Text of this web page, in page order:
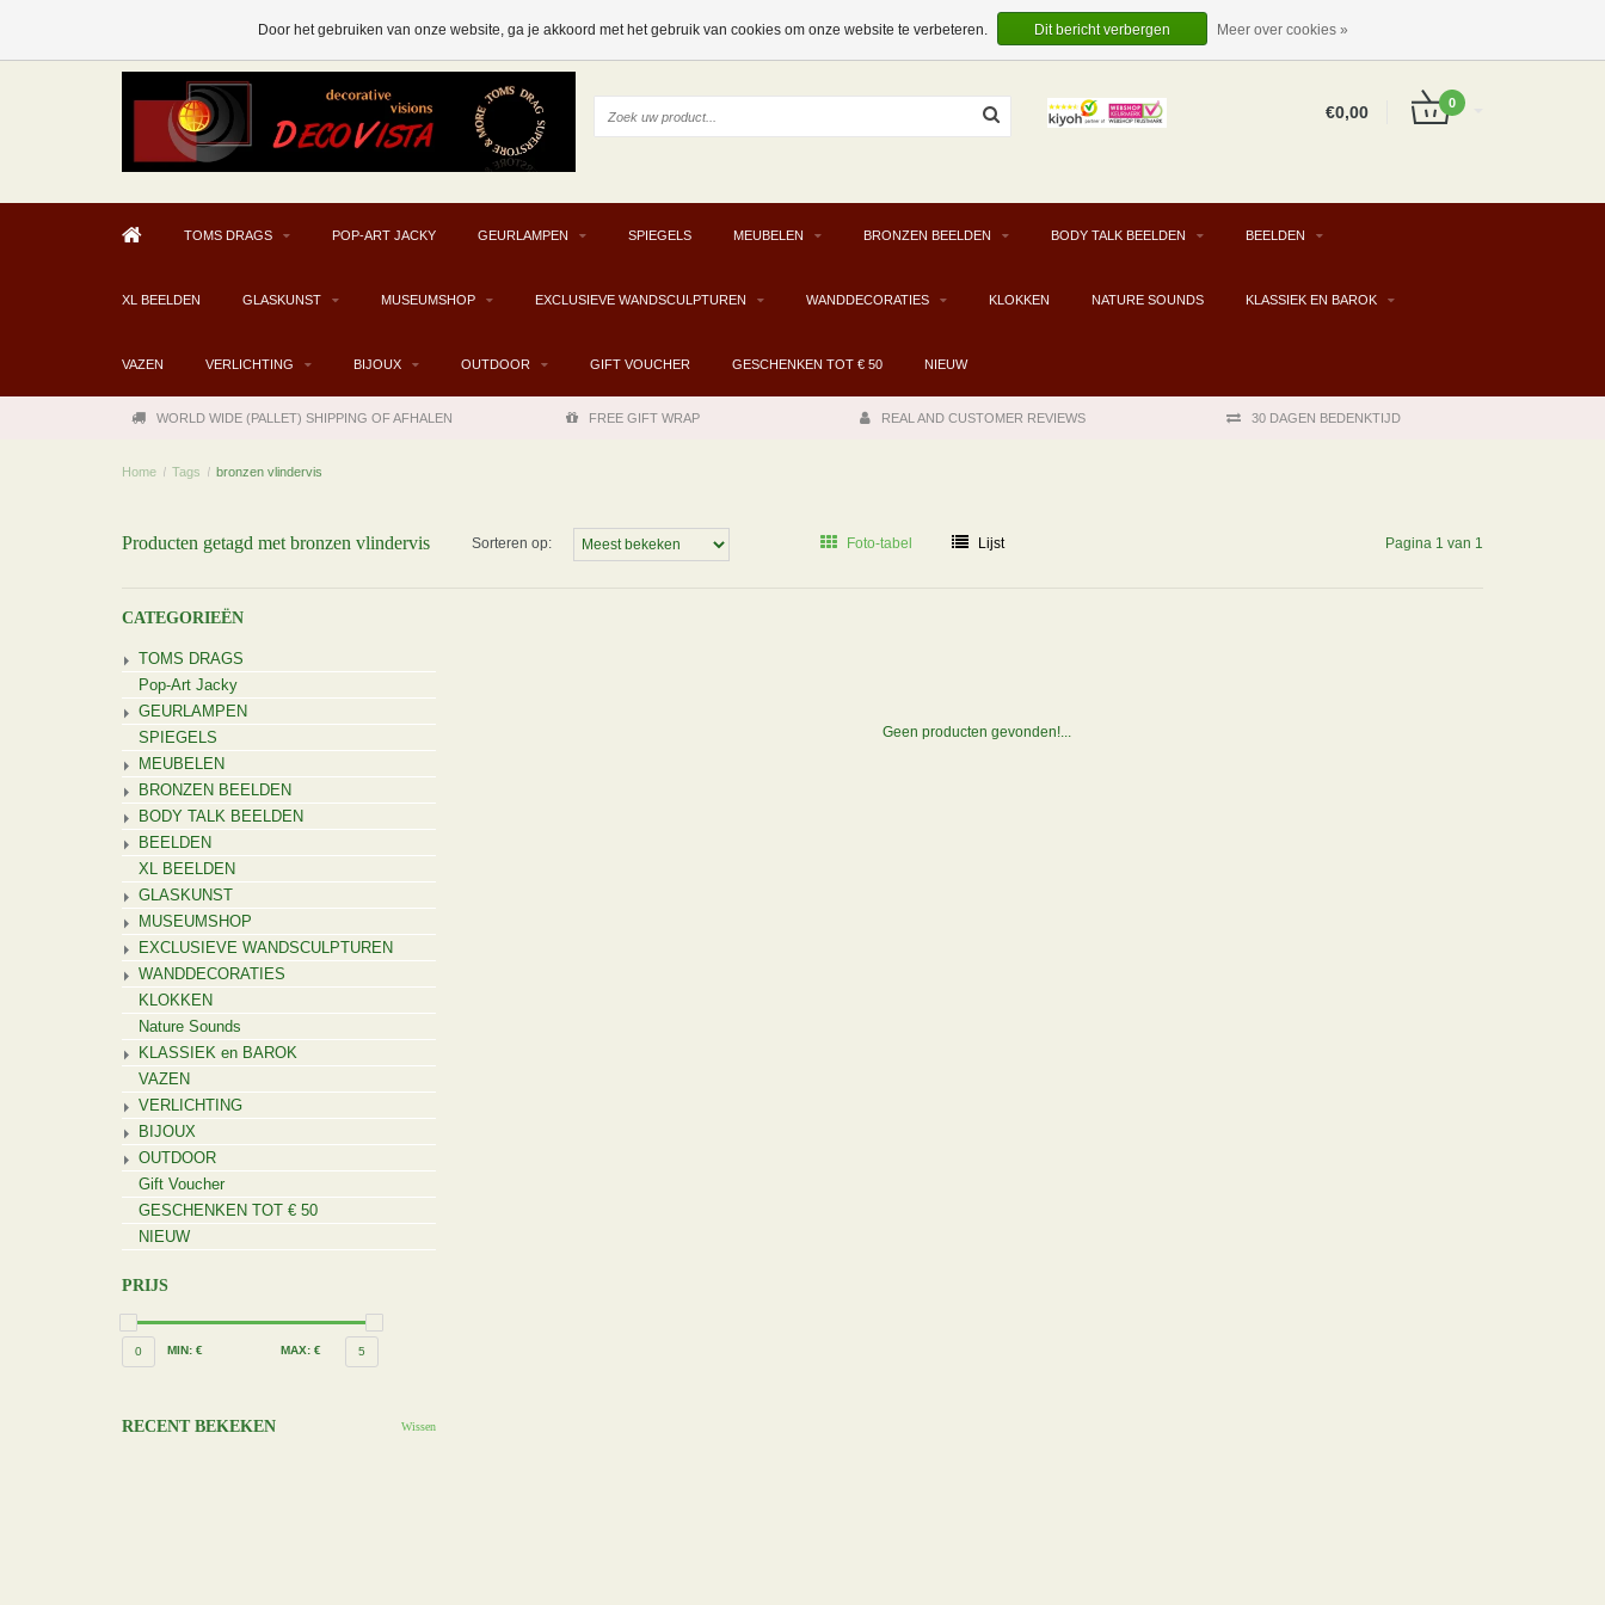
INLOGGEN
EUR
€0,00 0
TOMS DRAGS POP-ART JACKY GEURLAMPEN SPIEGELS MEUBELEN BRONZEN BEELDEN BODY TALK BEELDEN BEELDEN
XL BEELDEN GLASKUNST MUSEUMSHOP EXCLUSIEVE WANDSCULPTUREN WANDDECORATIES KLOKKEN NATURE SOUNDS KLASSIEK EN BAROK
VAZEN VERLICHTING BIJOUX OUTDOOR GIFT VOUCHER GESCHENKEN TOT € 50 NIEUW
WORLD WIDE (PALLET) SHIPPING OF AFHALEN FREE GIFT WRAP REAL AND CUSTOMER REVIEWS 30 DAGEN BEDENKTIJD
Home / Tags / bronzen vlindervis
Producten getagd met bronzen vlindervis Sorteren op: Foto-tabel Lijst Pagina 1 van 1
CATEGORIEËN
TOMS DRAGS
Pop-Art Jacky
GEURLAMPEN
SPIEGELS
MEUBELEN
BRONZEN BEELDEN
BODY TALK BEELDEN
BEELDEN
XL BEELDEN
GLASKUNST
MUSEUMSHOP
EXCLUSIEVE WANDSCULPTUREN
WANDDECORATIES
KLOKKEN
Nature Sounds
KLASSIEK en BAROK
VAZEN
VERLICHTING
BIJOUX
OUTDOOR
Gift Voucher
GESCHENKEN TOT € 50
NIEUW
PRIJS
0 MIN: € MAX: € 5
RECENT BEKEKEN Wissen
Geen producten gevonden!...
Door het gebruiken van onze website, ga je akkoord met het gebruik van cookies om onze website te verbeteren. Dit bericht verbergen Meer over cookies »